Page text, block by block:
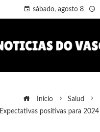
sábado, agosto 8
Inicio
Salud
Expectativas positivas para